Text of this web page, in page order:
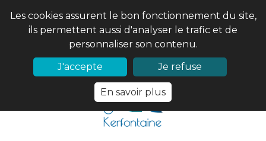
Les cookies assurent le bon fonctionnement du site,
ils permettent aussi d'analyser le trafic et de
personnaliser son contenu.
J'accepte
Je refuse
En savoir plus
02 97 56 61 18